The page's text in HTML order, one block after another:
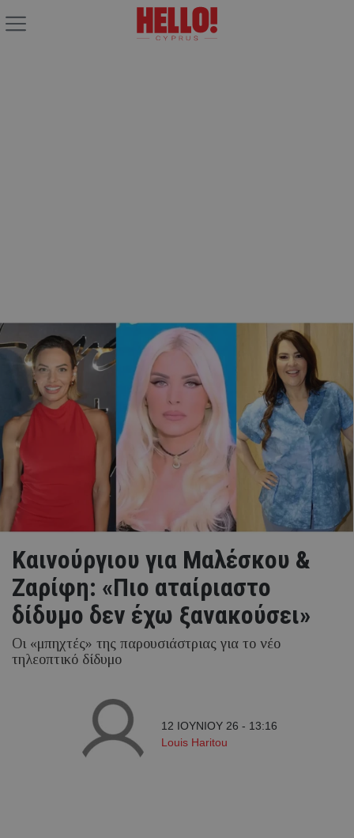
Καινούργιου για Μαλέσκου &
Ζαρίφη: «Πιο αταίριαστο
δίδυμο δεν έχω ξανακούσει»
Οι «μπηχτές» της παρουσιάστριας για το νέο
τηλεοπτικό δίδυμο
12 ΙΟΥΝΙΟΥ 26 - 13:16
Louis Haritou